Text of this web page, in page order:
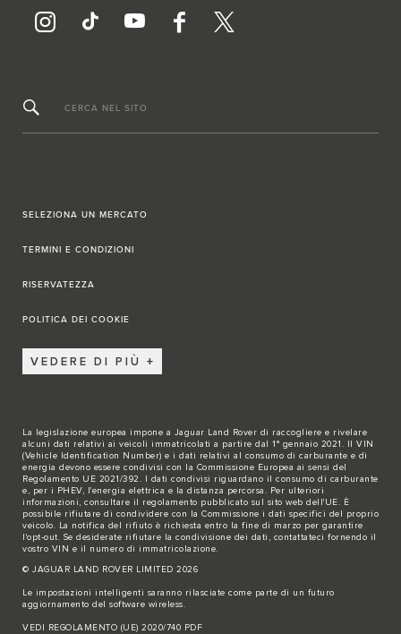
CERCA NEL SITO
SELEZIONA UN MERCATO
TERMINI E CONDIZIONI
RISERVATEZZA
POLITICA DEI COOKIE
VEDERE DI PIÙ
La legislazione europea impone a Jaguar Land Rover di raccogliere e rivelare
alcuni dati relativi ai veicoli immatricolati a partire dal 1° gennaio 2021. Il VIN
(Vehicle Identification Number) e i dati relativi al consumo di carburante e di
energia devono essere condivisi con la Commissione Europea ai sensi del
Regolamento UE 2021/392. I dati condivisi riguardano il consumo di carburante
e, per i PHEV, l'energia elettrica e la distanza percorsa. Per ulteriori
informazioni, consultare il regolamento pubblicato sul sito web dell'UE. È
possibile rifiutare di condividere con la Commissione i dati specifici del proprio
veicolo. La notifica del rifiuto è richiesta entro la fine di marzo per garantire
l'opt-out. Se desiderate rifiutare la condivisione dei dati, contattateci fornendo il
vostro VIN e il numero di immatricolazione.
© JAGUAR LAND ROVER LIMITED 2026
Le impostazioni intelligenti saranno rilasciate come parte di un futuro
aggiornamento del software wireless.
VEDI REGOLAMENTO (UE) 2020/740 PDF